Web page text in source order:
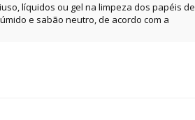
líquidos ou gel na limpeza dos papéis de
e sabão neutro, de acordo com a